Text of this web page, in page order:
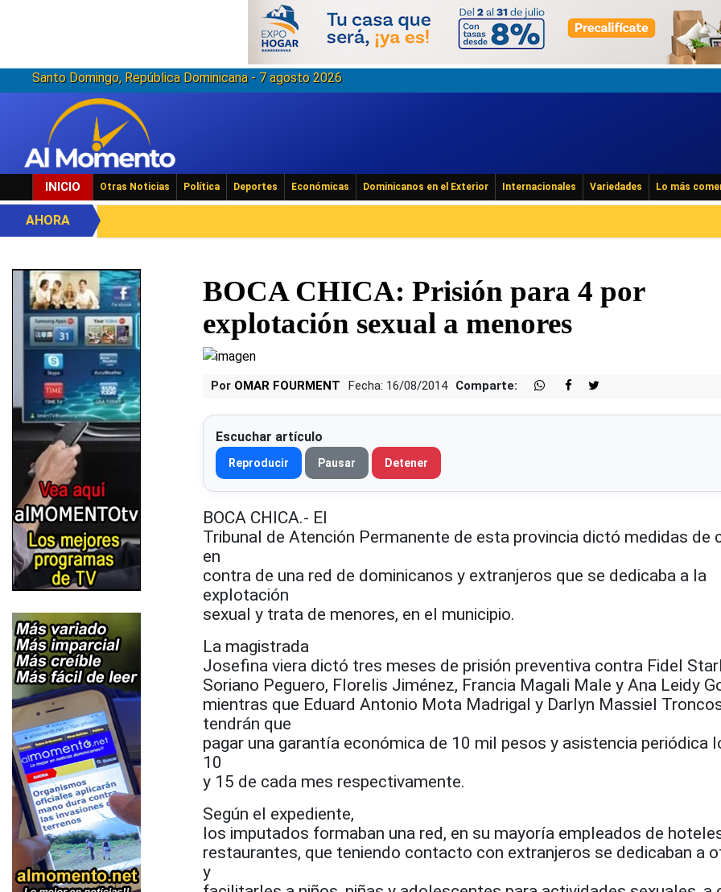
Santo Domingo, República Dominicana - 7 agosto 2026
INICIO Otras Noticias Política Deportes Económicas Dominicanos en el Exterior Internacionales Variedades Lo más
AHORA
BOCA CHICA: Prisión para 4 por
explotación sexual a menores
Por OMAR FOURMENT Fecha: 16/08/2014 Comparte:
Escuchar artículo
Reproducir Pausar Detener
BOCA CHICA.- El
Tribunal de Atención Permanente de esta provincia dictó medidas de
en
contra de una red de dominicanos y extranjeros que se dedicaba a la
explotación
sexual y trata de menores, en el municipio.
La magistrada
Josefina viera dictó tres meses de prisión preventiva contra Fidel
Soriano Peguero, Florelis Jiménez, Francia Magali Male y Ana Leidy
mientras que Eduard Antonio Mota Madrigal y Darlyn Massiel
tendrán que
pagar una garantía económica de 10 mil pesos y asistencia periódica
10
y 15 de cada mes respectivamente.
Según el expediente,
los imputados formaban una red, en su mayoría empleados de
restaurantes, que teniendo contacto con extranjeros se dedicaban a
y